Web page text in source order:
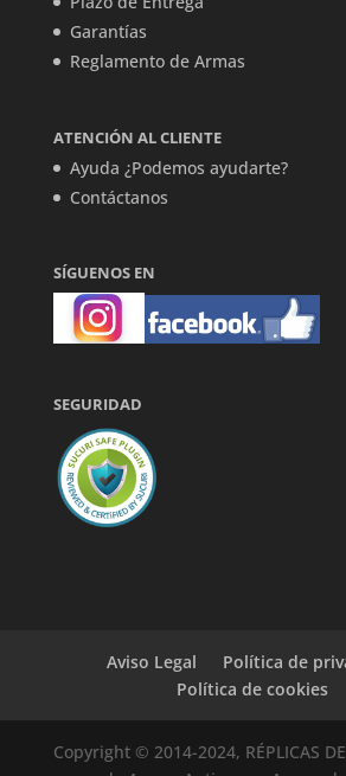
Garantías
Reglamento de Armas
ATENCIÓN AL CLIENTE
Ayuda ¿Podemos ayudarte?
Contáctanos
SÍGUENOS EN
SEGURIDAD
Aviso Legal
Política de
Política de cookies
Copyright © 2014-2024, RÉPLICAS